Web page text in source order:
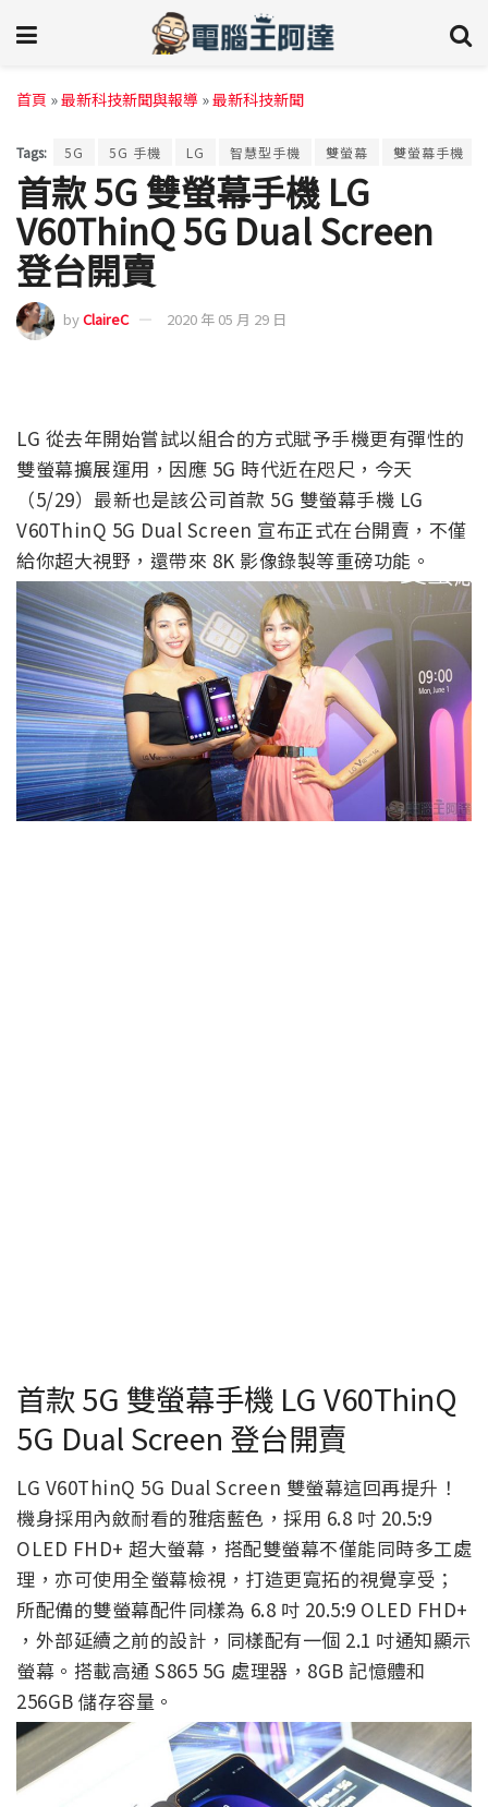
首頁 »最新科技新聞與報導 »最新科技新聞
Tags: 5G 5G 手機 LG 智慧型手機 雙螢幕 雙螢幕手機
首款 5G 雙螢幕手機 LG
V60ThinQ 5G Dual Screen
登台開賣
byClaireC 2020 年 05 月 29 日
LG 從去年開始嘗試以組合的方式賦予手機更有彈性的
雙螢幕擴展運用，因應 5G 時代近在咫尺，今天
（5/29）最新也是該公司首款 5G 雙螢幕手機 LG
V60ThinQ 5G Dual Screen 宣布正式在台開賣，不僅
給你超大視野，還帶來 8K 影像錄製等重磅功能。
首款 5G 雙螢幕手機 LG V60ThinQ
5G Dual Screen 登台開賣
LG V60ThinQ 5G Dual Screen 雙螢幕這回再提升！
機身採用內斂耐看的雅痞藍色，採用 6.8 吋 20.5:9
OLED FHD+ 超大螢幕，搭配雙螢幕不僅能同時多工處
理，亦可使用全螢幕檢視，打造更寬拓的視覺享受；
所配備的雙螢幕配件同樣為 6.8 吋 20.5:9 OLED FHD+
，外部延續之前的設計，同樣配有一個 2.1 吋通知顯示
螢幕。搭載高通 S865 5G 處理器，8GB 記憶體和
256GB 儲存容量。